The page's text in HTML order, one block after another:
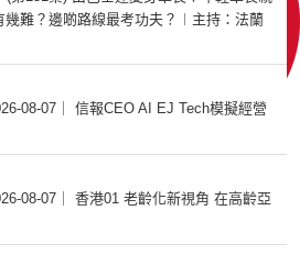
難？邊啲路線最考功夫？︱主持：法蘭
08-07｜ 信報CEO AI EJ Tech模擬經營
08-07｜ 香港01 老齡化新視角 在高齡亞